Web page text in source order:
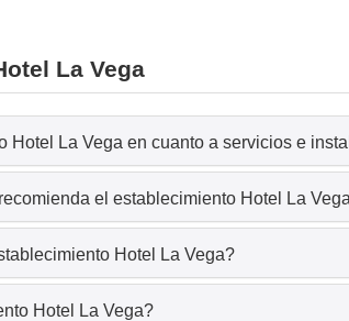
La Vega
Hotel La Vega en cuanto a servicios e
el establecimiento Hotel La
Hotel La Vega?
Hotel La Vega?